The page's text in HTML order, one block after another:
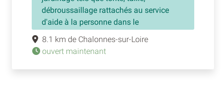
débroussaillage rattachés au service
d'aide à la personne dans le
8.1 km de Chalonnes-sur-Loire
ouvert maintenant